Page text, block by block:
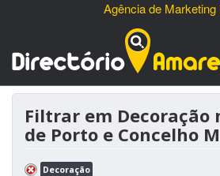
Agência de Marketing
Filtrar em Decoração
de Porto e Concelho
Decoração